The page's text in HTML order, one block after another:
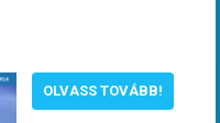
OLVASS TOVÁBB!